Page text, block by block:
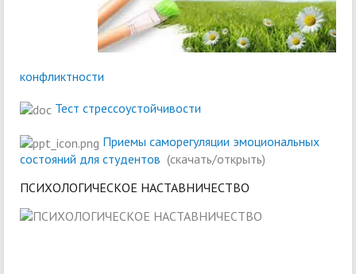
конфликтности
Тест стрессоустойчивости
Приемы саморегуляции эмоциональных
состояний для студентов (скачать/открыть)
ПСИХОЛОГИЧЕСКОЕ НАСТАВНИЧЕСТВО